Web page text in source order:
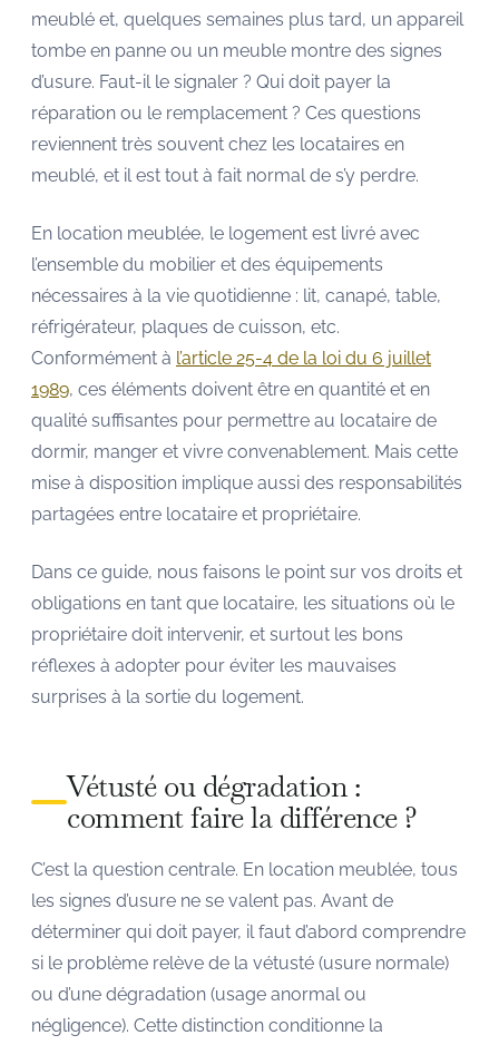
meublé et, quelques semaines plus tard, un appareil
tombe en panne ou un meuble montre des signes
d’usure. Faut-il le signaler ? Qui doit payer la
réparation ou le remplacement ? Ces questions
reviennent très souvent chez les locataires en
meublé, et il est tout à fait normal de s’y perdre.
En location meublée, le logement est livré avec
l’ensemble du mobilier et des équipements
nécessaires à la vie quotidienne : lit, canapé, table,
réfrigérateur, plaques de cuisson, etc.
Conformément à l’article 25-4 de la loi du 6 juillet
1989, ces éléments doivent être en quantité et en
qualité suffisantes pour permettre au locataire de
dormir, manger et vivre convenablement. Mais cette
mise à disposition implique aussi des responsabilités
partagées entre locataire et propriétaire.
Dans ce guide, nous faisons le point sur vos droits et
obligations en tant que locataire, les situations où le
propriétaire doit intervenir, et surtout les bons
réflexes à adopter pour éviter les mauvaises
surprises à la sortie du logement.
Vétusté ou dégradation :
comment faire la différence ?
C’est la question centrale. En location meublée, tous
les signes d’usure ne se valent pas. Avant de
déterminer qui doit payer, il faut d’abord comprendre
si le problème relève de la vétusté (usure normale)
ou d’une dégradation (usage anormal ou
négligence). Cette distinction conditionne la